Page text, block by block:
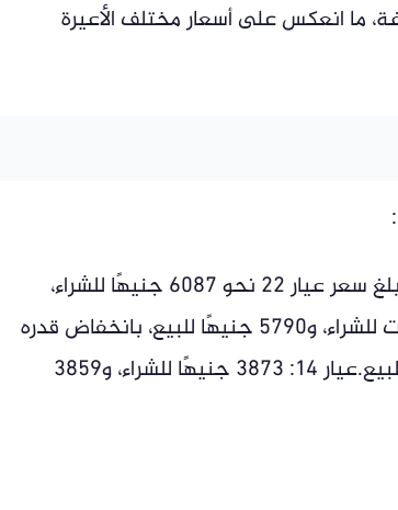
ما انعكس على أسعار مختلف الأعيرة
عيار 24 سجل 6640 جنيهًا للشراء، و6617 جنيهًا للبيع.بلغ سعر عيار 22 نحو 6087 جنيهًا للشراء،
و6066 جنيهًا للبيع.عيار 21 (الأكثر تداولًا): 5810 جنيهات للشراء، و5790 جنيهًا للبيع، بانخفاض قدره
40 جنيهًا.عيار 18: 4980 جنيهًا للشراء، و4963 جنيهًا للبيع.عيار 14: 3873 جنيهًا للشراء، و3859